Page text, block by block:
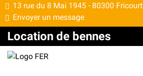
13 rue du 8 Mai 1945 - 80300 Fricourt
Envoyer un message
Location de bennes